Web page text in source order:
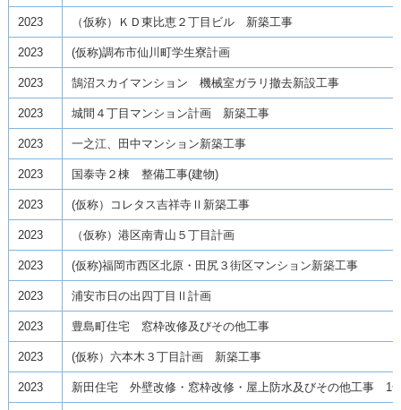
2023 （仮称）ＫＤ東比恵２丁目ビル 新築工事
2023 (仮称)調布市仙川町学生寮計画
2023 鵠沼スカイマンション 機械室ガラリ撤去新設工事
2023 城間４丁目マンション計画 新築工事
2023 一之江、田中マンション新築工事
2023 国泰寺２棟 整備工事(建物)
2023 (仮称）コレタス吉祥寺Ⅱ新築工事
2023 （仮称）港区南青山５丁目計画
2023 (仮称)福岡市西区北原・田尻３街区マンション新築工事
2023 浦安市日の出四丁目Ⅱ計画
2023 豊島町住宅 窓枠改修及びその他工事
2023 (仮称）六本木３丁目計画 新築工事
2023 新田住宅 外壁改修・窓枠改修・屋上防水及びその他工事 1